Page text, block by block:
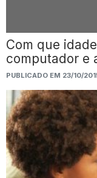
Com que
computador e
PUBLICADO EM 23/10/